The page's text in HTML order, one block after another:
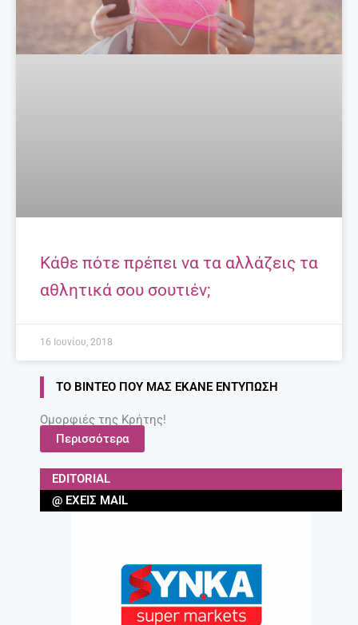
Κάθε πότε πρέπει να τα αλλάζεις τα
αθλητικά σου σουτιέν;
16 Ιουνίου, 2018
ΤΟ ΒΊΝΤΕΟ ΠΟΥ ΜΑΣ ΈΚΑΝΕ ΕΝΤΎΠΩΣΗ
Ομορφιές της Κρήτης!
Περισσότερα
EDITORIAL
@ ΈΧΕΙΣ MAIL